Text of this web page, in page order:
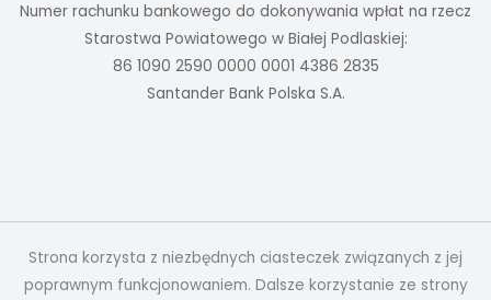
Numer rachunku bankowego do dokonywania wpłat na rzecz
Starostwa Powiatowego w Białej Podlaskiej:
86 1090 2590 0000 0001 4386 2835
Santander Bank Polska S.A.
Strona korzysta z niezbędnych ciasteczek związanych z jej
poprawnym funkcjonowaniem. Dalsze korzystanie ze strony